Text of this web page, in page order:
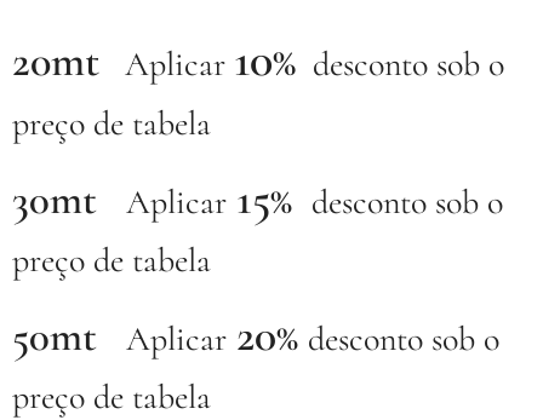
20mt Aplicar 10% desconto sob o
preço de tabela
30mt Aplicar 15% desconto sob o
preço de tabela
50mt Aplicar 20% desconto sob o
preço de tabela